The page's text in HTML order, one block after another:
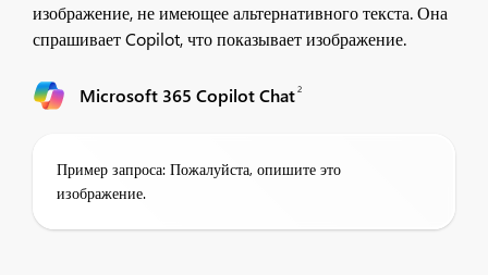
изображение, не имеющее альтернативного текста. Она
спрашивает Copilot, что показывает изображение.
Microsoft 365 Copilot Chat2
Пример запроса: Пожалуйста, опишите это
изображение.